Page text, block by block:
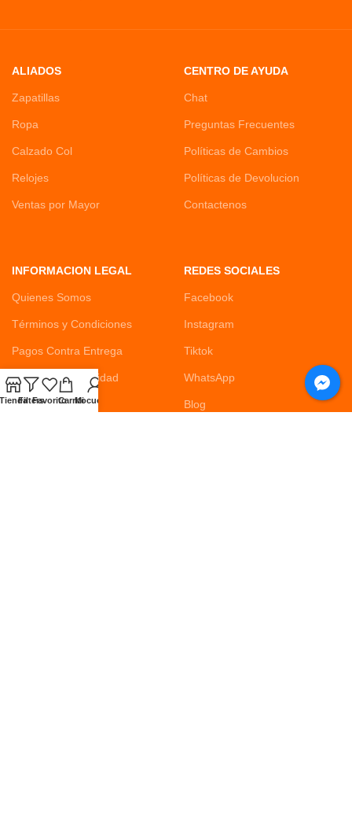
ALIADOS
Zapatillas
Ropa
Calzado Col
Relojes
Ventas por Mayor
CENTRO DE AYUDA
Chat
Preguntas Frecuentes
Políticas de Cambios
Políticas de Devolucion
Contactenos
INFORMACION LEGAL
Quienes Somos
Términos y Condiciones
Pagos Contra Entrega
Política de Privacidad
Habeas Data
REDES SOCIALES
Facebook
Instagram
Tiktok
WhatsApp
Blog
FiltersFavoritoCarritoMi cuenta